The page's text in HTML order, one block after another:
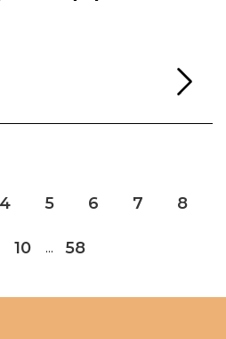
4 5 6 7 8
10 ... 58